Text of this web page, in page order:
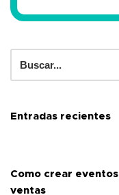
Entradas recientes
Como crear
ventas